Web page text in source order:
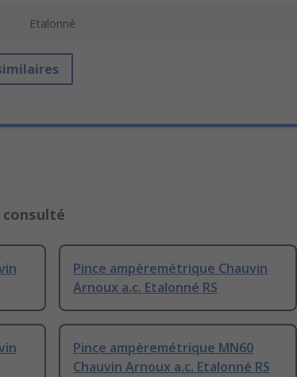
Etalonné
Pince ampèremétrique Chauvin
Arnoux a.c. Etalonné RS
Pince ampèremétrique MN60
Chauvin Arnoux a.c. Etalonné RS